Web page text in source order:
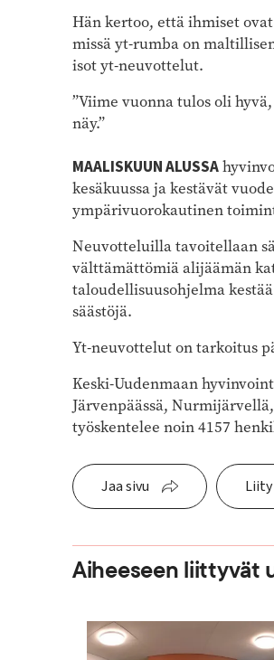
Hän kertoo, että ihmiset
missä yt-rumba on
isot yt-neuvottelut.
”Viime vuonna tulos oli
näy.”
MAALISKUUN ALUSSA
kesäkuussa ja kestävät
ympärivuorokautinen
Neuvotteluilla tavoitellaan
välttämättömiä alijäämän
taloudellisuusohjelma
säästöjä.
Yt-neuvottelut on tarkoitus
Keski-Uudenmaan
Järvenpäässä,
työskentelee noin 4157
Jaa sivu Liity
Aiheeseen liittyvät